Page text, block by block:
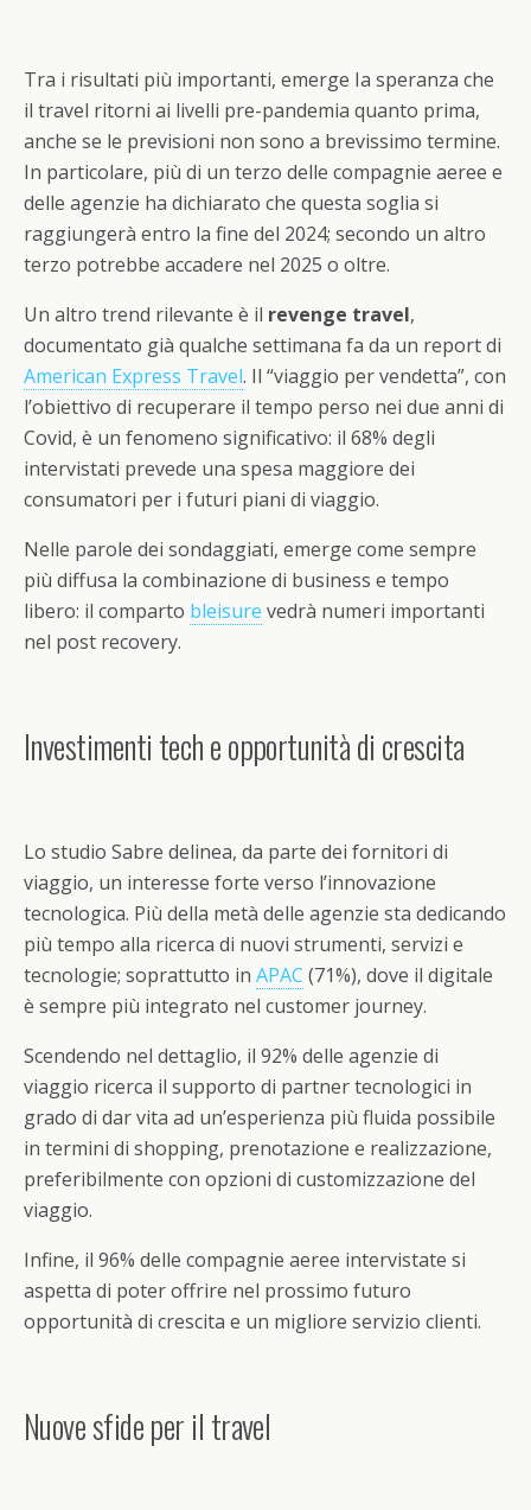
Tra i risultati più importanti, emerge Ia speranza che
il travel ritorni ai livelli pre-pandemia quanto prima,
anche se le previsioni non sono a brevissimo termine.
In particolare, più di un terzo delle compagnie aeree e
delle agenzie ha dichiarato che questa soglia si
raggiungerà entro la fine del 2024; secondo un altro
terzo potrebbe accadere nel 2025 o oltre.
Un altro trend rilevante è il revenge travel,
documentato già qualche settimana fa da un report di
American Express Travel. Il “viaggio per vendetta”, con
l’obiettivo di recuperare il tempo perso nei due anni di
Covid, è un fenomeno significativo: il 68% degli
intervistati prevede una spesa maggiore dei
consumatori per i futuri piani di viaggio.
Nelle parole dei sondaggiati, emerge come sempre
più diffusa la combinazione di business e tempo
libero: il comparto bleisure vedrà numeri importanti
nel post recovery.
Investimenti tech e opportunità di crescita
Lo studio Sabre delinea, da parte dei fornitori di
viaggio, un interesse forte verso l’innovazione
tecnologica. Più della metà delle agenzie sta dedicando
più tempo alla ricerca di nuovi strumenti, servizi e
tecnologie; soprattutto in APAC (71%), dove il digitale
è sempre più integrato nel customer journey.
Scendendo nel dettaglio, il 92% delle agenzie di
viaggio ricerca il supporto di partner tecnologici in
grado di dar vita ad un’esperienza più fluida possibile
in termini di shopping, prenotazione e realizzazione,
preferibilmente con opzioni di customizzazione del
viaggio.
Infine, il 96% delle compagnie aeree intervistate si
aspetta di poter offrire nel prossimo futuro
opportunità di crescita e un migliore servizio clienti.
Nuove sfide per il travel